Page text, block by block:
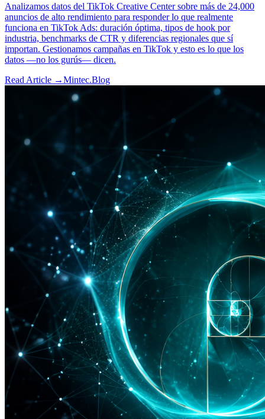
Analizamos datos del TikTok Creative Center sobre más de 24,000
anuncios de alto rendimiento para responder lo que realmente
funciona en TikTok Ads: duración óptima, tipos de hook por
industria, benchmarks de CTR y diferencias regionales que sí
importan. Gestionamos campañas en TikTok y esto es lo que los
datos —no los gurús— dicen.
Read Article →Mintec.Blog